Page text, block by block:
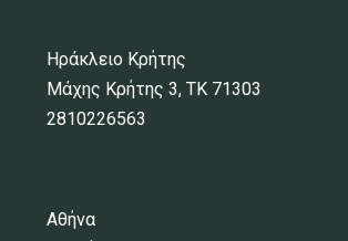
Ηράκλειο Κρήτης
Μάχης Κρήτης 3, ΤΚ 71303
2810226563
Αθήνα